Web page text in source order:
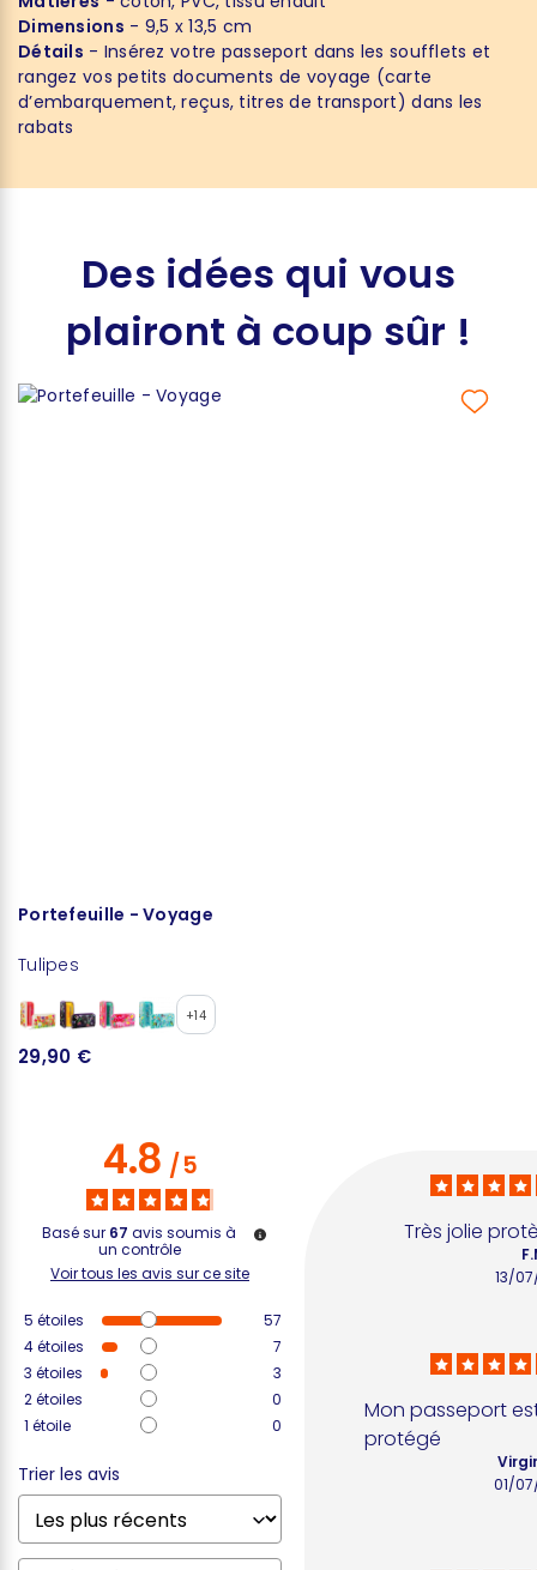
Dimensions - 9,5 x 13,5 cm
Détails - Insérez votre passeport dans les soufflets et
rangez vos petits documents de voyage (carte
d’embarquement, reçus, titres de transport) dans les
rabats
Des idées qui vous
plairont à coup sûr !
Portefeuille - Voyage
Tulipes
+14
29,90 €
4.8/5
Basé sur 67 avis soumis à
un contrôle
Voir tous les avis sur ce site
5 étoiles
57
4étoiles
7
3 étoiles
3
2étoiles
0
1 étoile 0
Trier les avis
Très jolie
13/
Mon passeport
protégé
01/